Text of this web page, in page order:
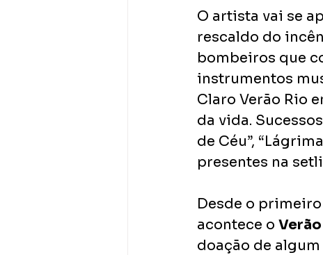
O artista vai se
rescaldo do
bombeiros que
instrumentos
Claro Verão Rio
da vida.
de Céu”,
presentes na
Desde o
acontece o
doação de